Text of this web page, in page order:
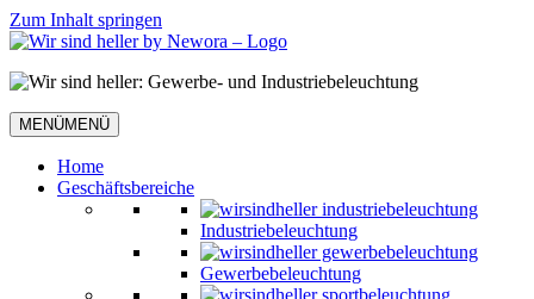
Zum Inhalt springen
MENÜMENÜ
Home
Geschäftsbereiche
Industriebeleuchtung
Gewerbebeleuchtung